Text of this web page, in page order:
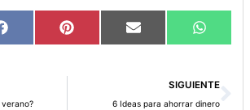
Compartir
en
Facebook Compartir
en
Pinterest Compartir
en
Email
en
SIGUIENTE
6 Ideas para ahorrar dinero